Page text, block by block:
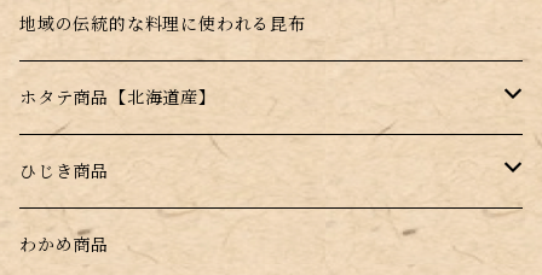
根昆布
地域の伝統的な料理に使われる昆布
ホタテ商品【北海道産】
干し帆立貝柱【北海道産】
薄焼きせんべい【昆布＋帆立】
ひじき商品
塩ふきひじき【塩昆布だけじゃない！】
わかめ商品